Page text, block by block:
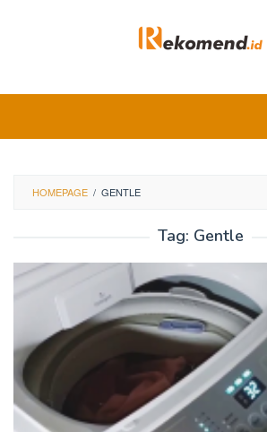
HOMEPAGE / GENTLE
Tag: Gentle